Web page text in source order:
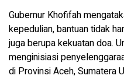
Gubernur Khofifah
kepedulian, bantuan tidak
juga berupa kekuatan doa.
menginisiasi
di Provinsi Aceh, Sumatera